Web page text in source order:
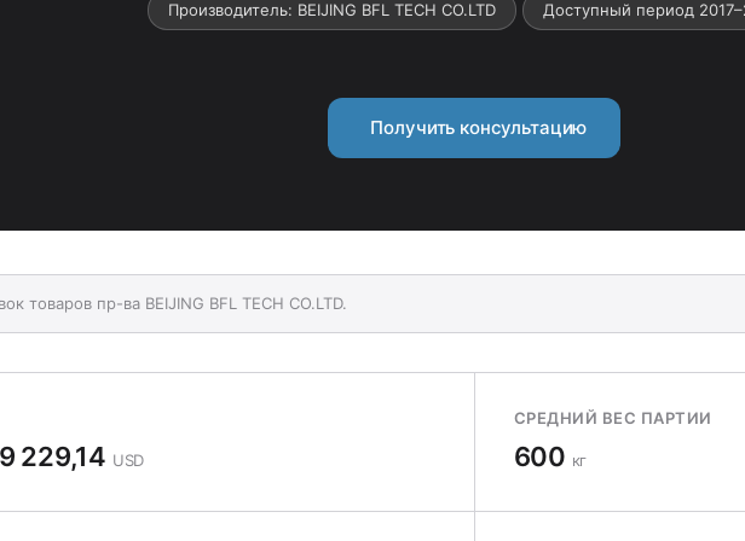
Производитель: BEIJING BFL TECH CO.LTD Доступный период
Получить консультацию
товаров пр-ва BEIJING BFL TECH CO.LTD.
229,14 USD
СРЕДНИЙ ВЕС ПАРТИИ
600 кг